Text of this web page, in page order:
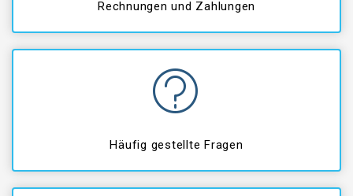
Rechnungen und Zahlungen
Häufig gestellte Fragen